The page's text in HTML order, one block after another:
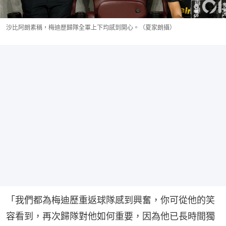
沙比阿朗素稱，梅迪歷歸隊全軍上下均感到開心。（夏家朗攝）
「我們都為梅迪歷重返球隊感到興奮，你可從他的笑
容看到，再次歸隊對他如何重要，因為他已長時間獨